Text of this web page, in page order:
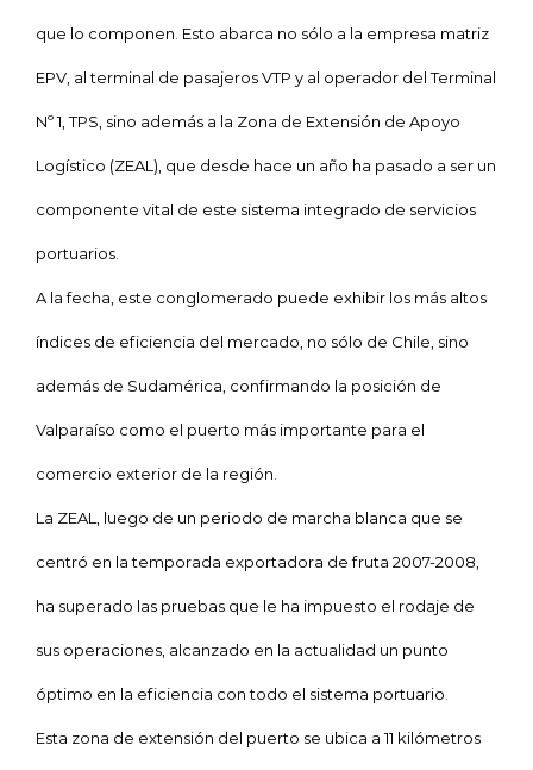
que lo componen. Esto abarca no sólo a la empresa matriz
EPV, al terminal de pasajeros VTP y al operador del Terminal
Nº 1, TPS, sino además a la Zona de Extensión de Apoyo
Logístico (ZEAL), que desde hace un año ha pasado a ser un
componente vital de este sistema integrado de servicios
portuarios.
A la fecha, este conglomerado puede exhibir los más altos
índices de eficiencia del mercado, no sólo de Chile, sino
además de Sudamérica, confirmando la posición de
Valparaíso como el puerto más importante para el
comercio exterior de la región.
La ZEAL, luego de un periodo de marcha blanca que se
centró en la temporada exportadora de fruta 2007-2008,
ha superado las pruebas que le ha impuesto el rodaje de
sus operaciones, alcanzado en la actualidad un punto
óptimo en la eficiencia con todo el sistema portuario.
Esta zona de extensión del puerto se ubica a11 kilómetros